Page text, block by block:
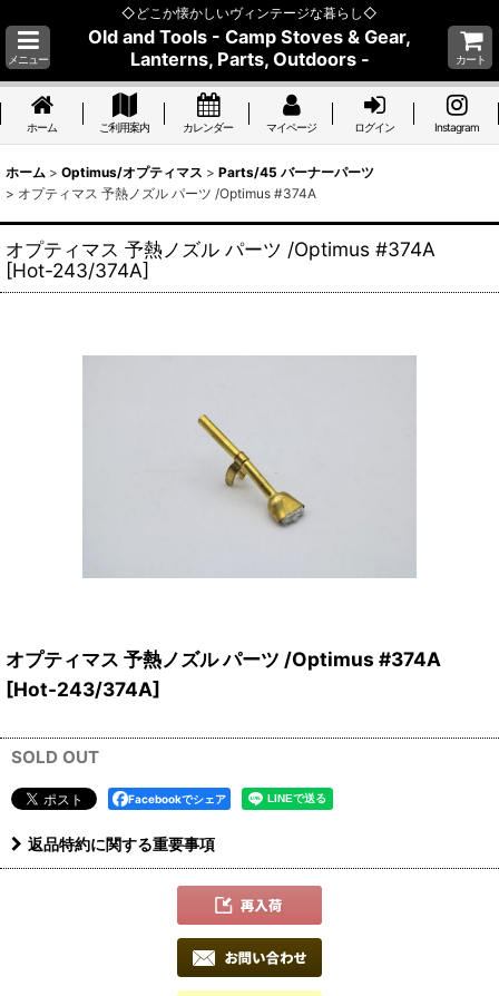
◇どこか懐かしいヴィンテージな暮らし◇
メニュー
Old and Tools - Camp Stoves & Gear,
Lanterns, Parts, Outdoors -
カート
ホーム ご利用案内 カレンダー マイページ ログイン Instagram
ホーム > Optimus/オプティマス > Parts/45 バーナーパーツ
> オプティマス 予熱ノズル パーツ /Optimus #374A
オプティマス 予熱ノズル パーツ /Optimus #374A
[Hot-243/374A]
オプティマス 予熱ノズル パーツ /Optimus #374A
[Hot-243/374A]
SOLD OUT
Facebookでシェア
返品特約に関する重要事項